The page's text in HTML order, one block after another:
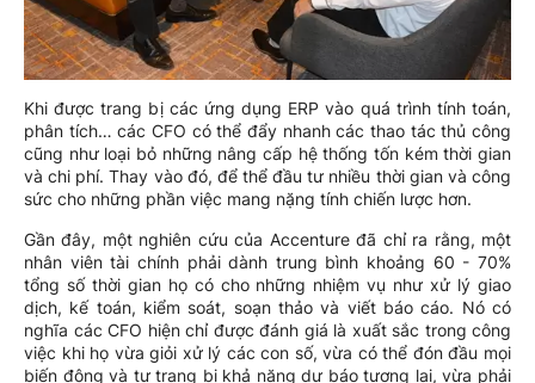
Khi được trang bị các ứng dụng ERP vào quá trình tính toán,
phân tích… các CFO có thể đẩy nhanh các thao tác thủ công
cũng như loại bỏ những nâng cấp hệ thống tốn kém thời gian
và chi phí. Thay vào đó, để thể đầu tư nhiều thời gian và công
sức cho những phần việc mang nặng tính chiến lược hơn.
Gần đây, một nghiên cứu của Accenture đã chỉ ra rằng, một
nhân viên tài chính phải dành trung bình khoảng 60 - 70%
tổng số thời gian họ có cho những nhiệm vụ như xử lý giao
dịch, kế toán, kiểm soát, soạn thảo và viết báo cáo. Nó có
nghĩa các CFO hiện chỉ được đánh giá là xuất sắc trong công
việc khi họ vừa giỏi xử lý các con số, vừa có thể đón đầu mọi
biến động và tự trang bị khả năng dự báo tương lai, vừa phải